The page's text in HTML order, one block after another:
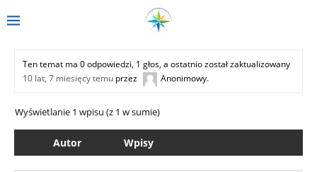
Ten temat ma 0 odpowiedzi, 1 głos, a ostatnio został zaktualizowany
10 lat, 7 miesięcy temu przez Anonimowy.
Wyświetlanie 1 wpisu (z 1 w sumie)
Autor Wpisy